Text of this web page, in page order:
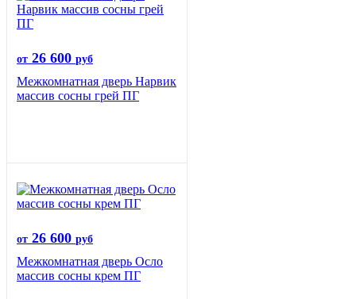
от 26 600 руб
Межкомнатная дверь Нарвик
массив сосны грей ПГ
от 26 600 руб
Межкомнатная дверь Осло
массив сосны крем ПГ